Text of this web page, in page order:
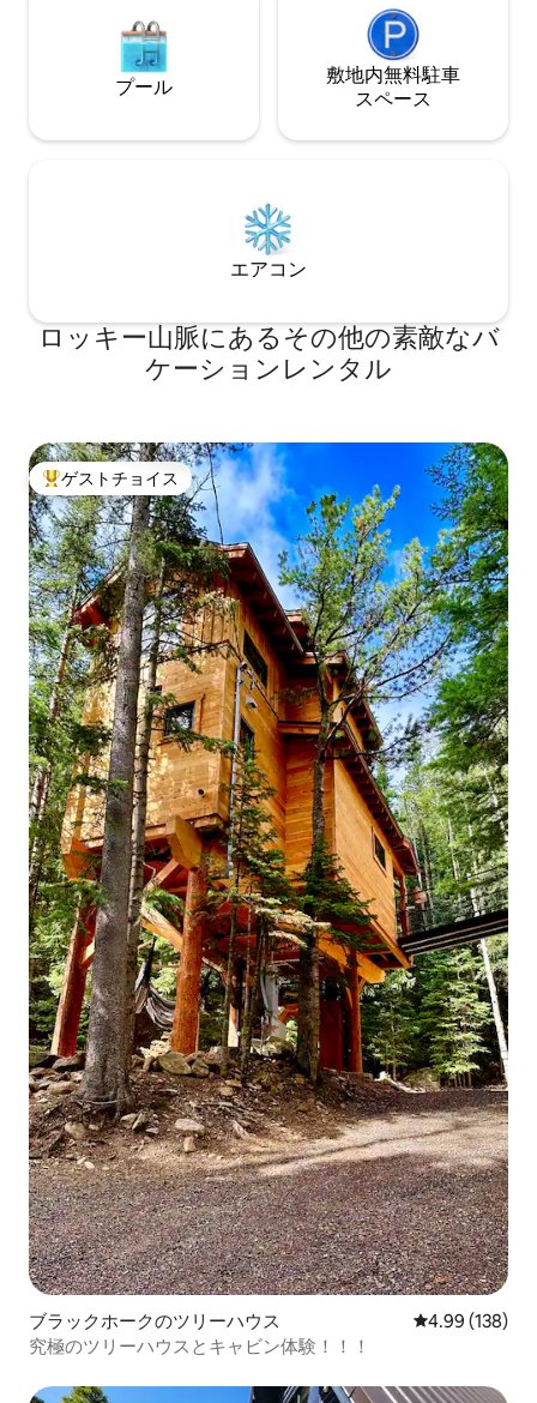
プール
敷地内無料駐⁠車
ス⁠ペ⁠ー⁠ス
エアコン
ロッキー山脈にあるその他の素敵なバ
ケーションレンタル
大好評のゲストチョイスです。
ゲストチョイス
ブラックホークのツリーハウス レビュー138
4.99 (138)
究極のツリーハウスとキャビン体験！！！